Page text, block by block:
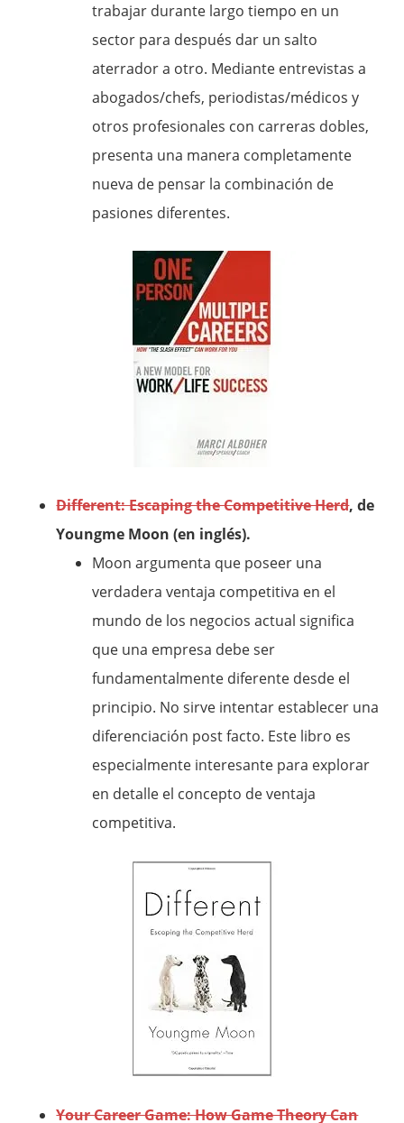
trabajar durante largo tiempo en un
sector para después dar un salto
aterrador a otro. Mediante entrevistas a
abogados/chefs, periodistas/médicos y
otros profesionales con carreras dobles,
presenta una manera completamente
nueva de pensar la combinación de
pasiones diferentes.
Different: Escaping the Competitive Herd, de
Youngme Moon (en inglés).
Moon argumenta que poseer una
verdadera ventaja competitiva en el
mundo de los negocios actual significa
que una empresa debe ser
fundamentalmente diferente desde el
principio. No sirve intentar establecer una
diferenciación post facto. Este libro es
especialmente interesante para explorar
en detalle el concepto de ventaja
competitiva.
Your Career Game: How Game Theory Can